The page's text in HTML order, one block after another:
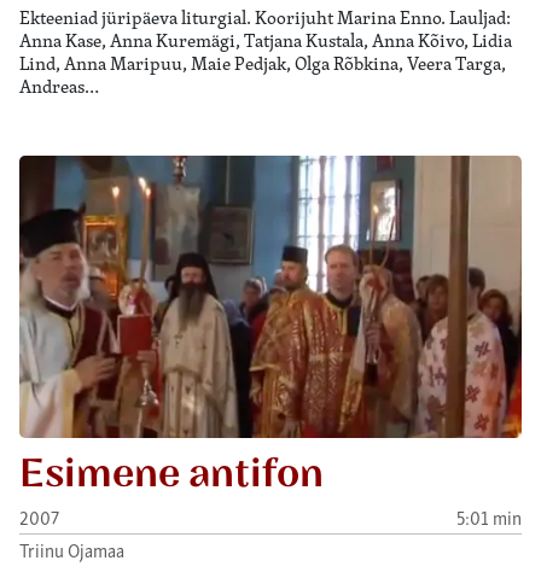
Ekteeniad jüripäeva liturgial. Koorijuht Marina Enno. Lauljad:
Anna Kase, Anna Kuremägi, Tatjana Kustala, Anna Kõivo, Lidia
Lind, Anna Maripuu, Maie Pedjak, Olga Rõbkina, Veera Targa,
Andreas…
Esimene antifon
2007
5:01 min
Triinu Ojamaa